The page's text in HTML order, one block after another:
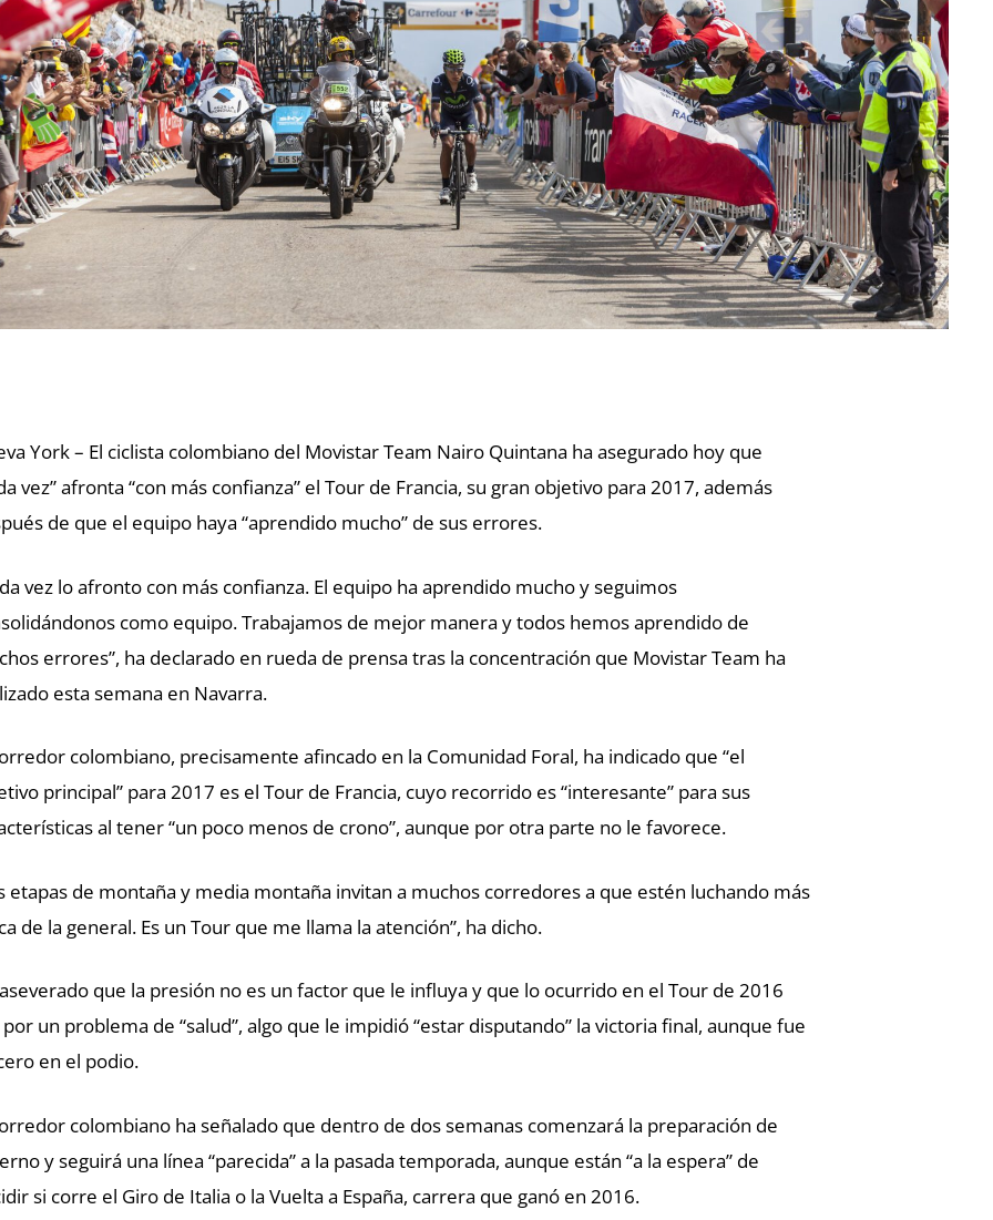
York – El ciclista colombiano del Movistar Team Nairo Quintana ha asegurado hoy que
vez” afronta “con más confianza” el Tour de Francia, su gran objetivo para 2017, además
de que el equipo haya “aprendido mucho” de sus errores.
vez lo afronto con más confianza. El equipo ha aprendido mucho y seguimos
como equipo. Trabajamos de mejor manera y todos hemos aprendido de
errores”, ha declarado en rueda de prensa tras la concentración que Movistar Team ha
esta semana en Navarra.
colombiano, precisamente afincado en la Comunidad Foral, ha indicado que “el
principal” para 2017 es el Tour de Francia, cuyo recorrido es “interesante” para sus
al tener “un poco menos de crono”, aunque por otra parte no le favorece.
etapas de montaña y media montaña invitan a muchos corredores a que estén luchando más
de la general. Es un Tour que me llama la atención”, ha dicho.
que la presión no es un factor que le influya y que lo ocurrido en el Tour de 2016
un problema de “salud”, algo que le impidió “estar disputando” la victoria final, aunque fue
en el podio.
colombiano ha señalado que dentro de dos semanas comenzará la preparación de
y seguirá una línea “parecida” a la pasada temporada, aunque están “a la espera” de
si corre el Giro de Italia o la Vuelta a España, carrera que ganó en 2016.